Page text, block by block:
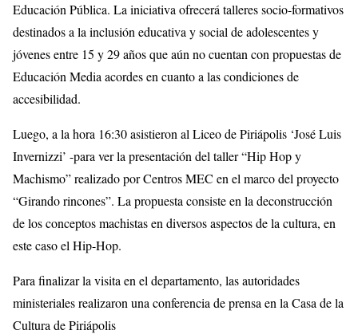
Educación Pública. La iniciativa ofrecerá talleres socio-formativos
destinados a la inclusión educativa y social de adolescentes y
jóvenes entre 15 y 29 años que aún no cuentan con propuestas de
Educación Media acordes en cuanto a las condiciones de
accesibilidad.
Luego, a la hora 16:30 asistieron al Liceo de Piriápolis ‘José Luis
Invernizzi’ -para ver la presentación del taller “Hip Hop y
Machismo” realizado por Centros MEC en el marco del proyecto
“Girando rincones”. La propuesta consiste en la deconstrucción
de los conceptos machistas en diversos aspectos de la cultura, en
este caso el Hip-Hop.
Para finalizar la visita en el departamento, las autoridades
ministeriales realizaron una conferencia de prensa en la Casa de la
Cultura de Piriápolis